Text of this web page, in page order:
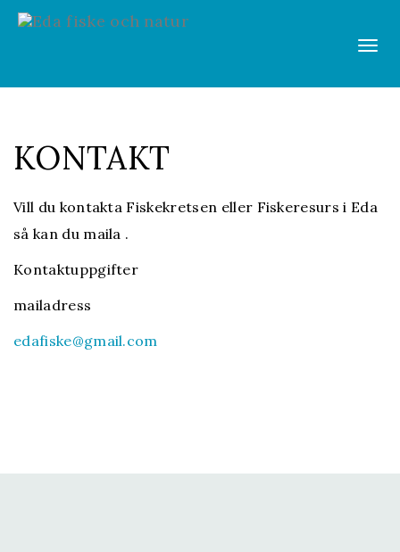
KONTAKT
Vill du kontakta Fiskekretsen eller Fiskeresurs i Eda
så kan du maila .
Kontaktuppgifter
mailadress
edafiske@gmail.com